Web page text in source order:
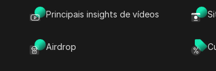
Principais insights de vídeos
Airdrop
altas taxas de
campanhas multi-
setoriais exclusivas,
para aumentar
de tráfego. Ela
oferece